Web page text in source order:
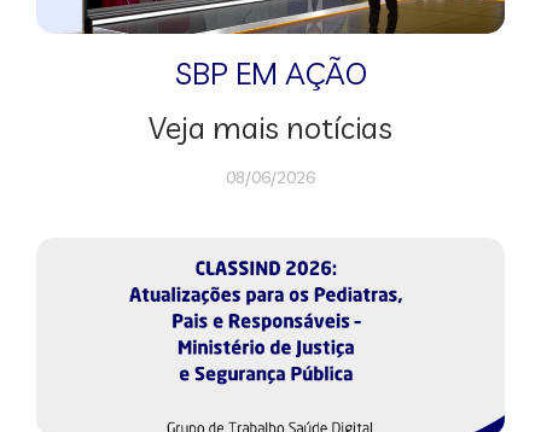
SBP EM AÇÃO
Veja mais notícias
08/06/2026